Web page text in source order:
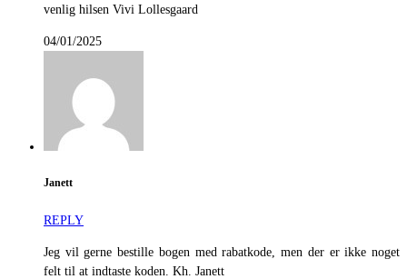
venlig hilsen Vivi Lollesgaard
04/01/2025
Janett
REPLY
Jeg vil gerne bestille bogen med rabatkode, men der er ikke noget
felt til at indtaste koden. Kh. Janett